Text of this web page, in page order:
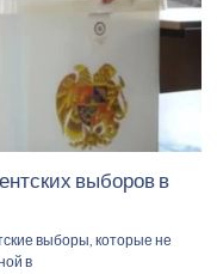
выборов в
выборы, которые не
в